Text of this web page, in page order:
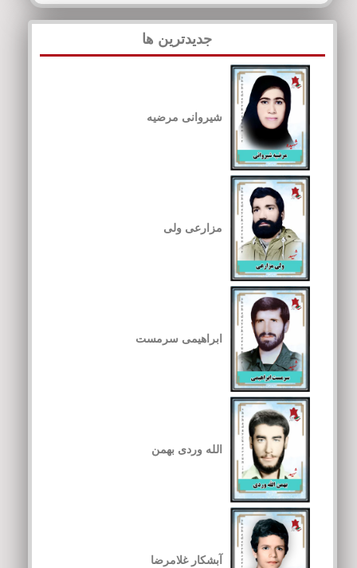
جدیدترین ها
شیروانی مرضیه
مزارعی ولی
ابراهیمی سرمست
الله وردی بهمن
آبشکار غلامرضا